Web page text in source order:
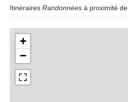
Itinéraires Randonnées à proximité de
+
−